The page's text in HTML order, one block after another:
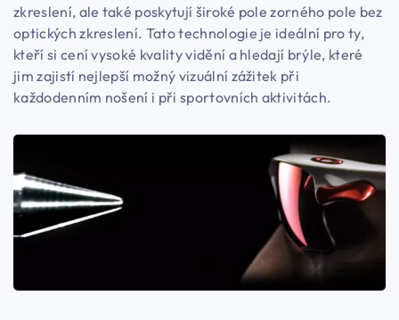
zkreslení, ale také poskytují široké pole zorného pole bez
optických zkreslení. Tato technologie je ideální pro ty,
kteří si cení vysoké kvality vidění a hledají brýle, které
jim zajistí nejlepší možný vizuální zážitek při
každodenním nošení i při sportovních aktivitách.